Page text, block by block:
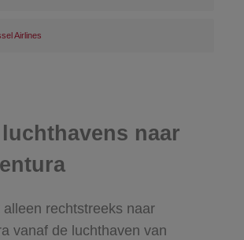
Airlines
naar
rechtstreeks naar
vanaf de luchthaven van